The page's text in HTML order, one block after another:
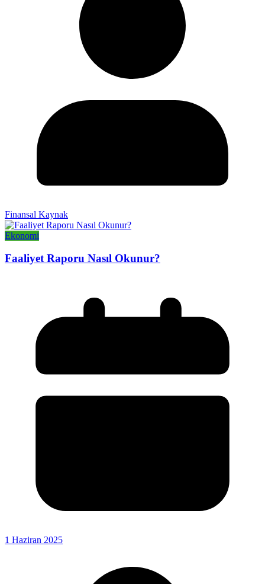
Finansal Kaynak
Ekonomi
Faaliyet Raporu Nasıl Okunur?
1 Haziran 2025